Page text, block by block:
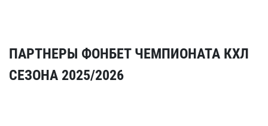
ПАРТНЕРЫ ФОНБЕТ ЧЕМПИОНАТА КХЛ
СЕЗОНА 2025/2026